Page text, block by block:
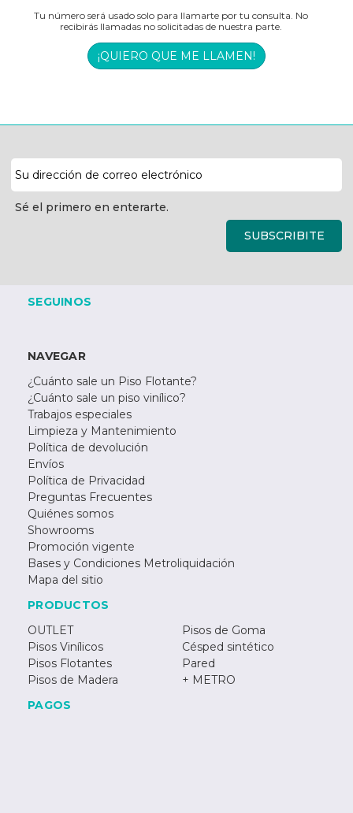
Tu número será usado solo para llamarte por tu consulta. No
recibirás llamadas no solicitadas de nuestra parte.
¡QUIERO QUE ME LLAMEN!
de
correo
electrónico
Sé el primero en enterarte.
SUBSCRIBITE
SEGUINOS
NAVEGAR
¿Cuánto sale un Piso Flotante?
¿Cuánto sale un piso vinílico?
Trabajos especiales
Limpieza y Mantenimiento
Política de devolución
Envíos
Política de Privacidad
Preguntas Frecuentes
Quiénes somos
Showrooms
Promoción vigente
Bases y Condiciones Metroliquidación
Mapa del sitio
PRODUCTOS
OUTLET
Pisos Vinílicos
Pisos Flotantes
Pisos de Madera
Pisos de Goma
Césped sintético
Pared
+ METRO
PAGOS